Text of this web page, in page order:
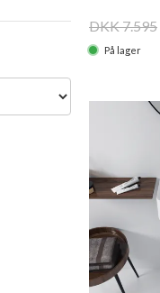
DKK 7.595
På lager